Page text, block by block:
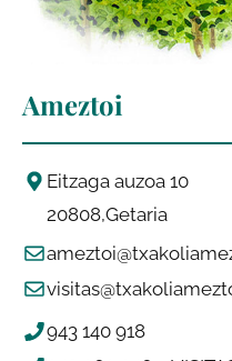
Ameztoi
Eitzaga auzoa 10
20808 Getaria
943 140 918